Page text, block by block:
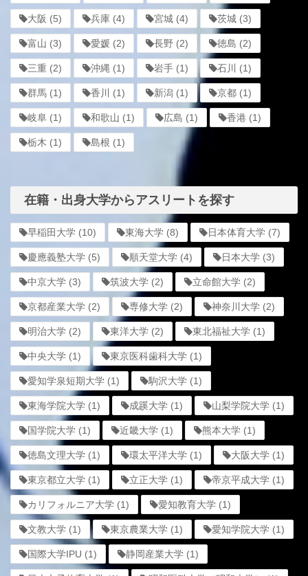
大阪 (5) 兵庫 (4) 宮城 (4) 茨城 (3)
富山 (3) 愛媛 (2) 長野 (2) 徳島 (2)
三重 (2) 沖縄 (1) 岩手 (1) 石川 (1)
群馬 (1) 香川 (1) 新潟 (1) 京都 (1)
岐阜 (1) 和歌山 (1) 広島 (1) 香港 (1)
栃木 (1) 島根 (1)
在籍・出身大学からアスリートを探す
早稲田大学 (10) 東海大学 (8) 日本体育大学 (7)
慶應義塾大学 (5) 順天堂大学 (4) 日本大学 (3)
中京大学 (3) 筑波大学 (2) 立命館大学 (2)
京都産業大学 (2) 専修大学 (2) 神奈川大学 (2)
明治大学 (2) 東洋大学 (2) 東北福祉大学 (1)
中央大学 (1) 東京医科歯科大学 (1)
愛知学泉短期大学 (1) 駒沢大学 (1)
東海学院大学 (1) 成蹊大学 (1) 山梨学院大学 (1)
国学院大学 (1) 近畿大学 (1) 熊本大学 (1)
徳島文理大学 (1) 環太平洋大学 (1) 大阪大学 (1)
東京都立大学 (1) 立正大学 (1) 帝京平成大学 (1)
カリフォルニア大学 (1) 愛知教育大学 (1)
文教大学 (1) 東京農業大学 (1) 愛知学院大学 (1)
国際大学IPU (1) 静岡産業大学 (1)